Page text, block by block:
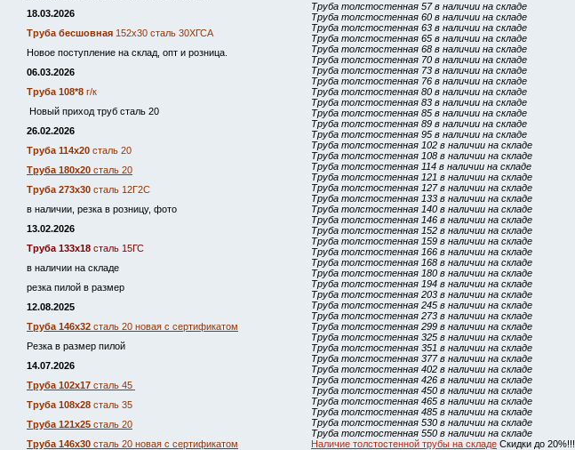
18.03.2026
Труба бесшовная 152х30 сталь 30ХГСА
Новое поступление на склад, опт и розница.
06.03.2026
Труба 108*8 г/к
Новый приход труб сталь 20
26.02.2026
Труба 114х20 сталь 20
Труба 180х20 сталь 20
Труба 273х30 сталь 12Г2С
в наличии, резка в розницу, фото
13.02.2026
Труба 133х18 сталь 15ГС
в наличии на складе
резка пилой в размер
12.08.2025
Труба 146х32 сталь 20 новая с сертификатом
Резка в размер пилой
14.07.2026
Труба 102х17 сталь 45
Труба 108х28 сталь 35
Труба 121х25 сталь 20
Труба 146х30 сталь 20 новая с сертификатом
Труба толстостенная 57 в наличии на складе
Труба толстостенная 60 в наличии на складе
Труба толстостенная 63 в наличии на складе
Труба толстостенная 65 в наличии на складе
Труба толстостенная 68 в наличии на складе
Труба толстостенная 70 в наличии на складе
Труба толстостенная 73 в наличии на складе
Труба толстостенная 76 в наличии на складе
Труба толстостенная 80 в наличии на складе
Труба толстостенная 83 в наличии на складе
Труба толстостенная 85 в наличии на складе
Труба толстостенная 89 в наличии на складе
Труба толстостенная 95 в наличии на складе
Труба толстостенная 102 в наличии на складе
Труба толстостенная 108 в наличии на складе
Труба толстостенная 114 в наличии на складе
Труба толстостенная 121 в наличии на складе
Труба толстостенная 127 в наличии на складе
Труба толстостенная 133 в наличии на складе
Труба толстостенная 140 в наличии на складе
Труба толстостенная 146 в наличии на складе
Труба толстостенная 152 в наличии на складе
Труба толстостенная 159 в наличии на складе
Труба толстостенная 166 в наличии на складе
Труба толстостенная 168 в наличии на складе
Труба толстостенная 180 в наличии на складе
Труба толстостенная 194 в наличии на складе
Труба толстостенная 203 в наличии на складе
Труба толстостенная 245 в наличии на складе
Труба толстостенная 273 в наличии на складе
Труба толстостенная 299 в наличии на складе
Труба толстостенная 325 в наличии на складе
Труба толстостенная 351 в наличии на складе
Труба толстостенная 377 в наличии на складе
Труба толстостенная 402 в наличии на складе
Труба толстостенная 426 в наличии на складе
Труба толстостенная 450 в наличии на складе
Труба толстостенная 465 в наличии на складе
Труба толстостенная 485 в наличии на складе
Труба толстостенная 530 в наличии на складе
Труба толстостенная 550 в наличии на складе
Наличие толстостенной трубы на складе Скидки до 20%!!!